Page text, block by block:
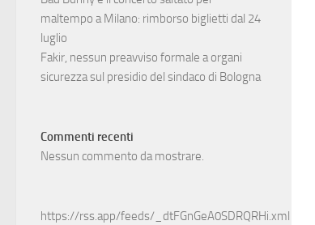
maltempo a Milano: rimborso biglietti dal 24
luglio
Fakir, nessun preavviso formale a organi
sicurezza sul presidio del sindaco di Bologna
Commenti recenti
Nessun commento da mostrare.
https://rss.app/feeds/_dtFGnGeA0SDRQRHi.xml